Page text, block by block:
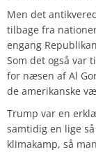
Men det
tilbage fra
engang
Som det også var
for næsen af Al
de amerikanske
Trump var en
samtidig en lige
klimakamp, så